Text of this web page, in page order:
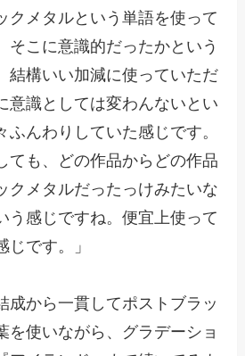
クメタルという単語を使って
そこに意識的だったかという
結構いい加減に使っていただ
意識としては変わんないとい
ふんわりしていた感じです。
ても、どの作品からどの作品
クメタルだったっけみたいな
う感じですね。便宜上使って
じです。」
成から一貫してポストブラッ
を使いながら、グラデーショ